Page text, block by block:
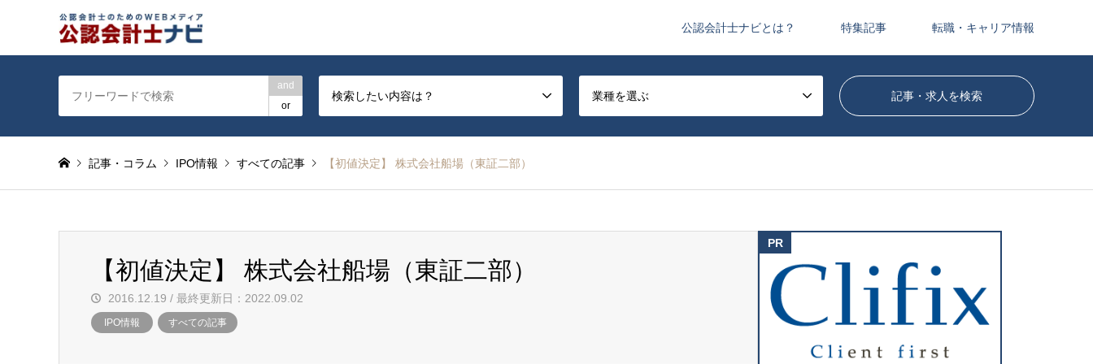
公認会計士ナビとは？ 特集記事 転職・キャリア情報
and
or
検索したい内容は？ 業種を選ぶ
記事・コラム IPO情報 すべての記事 【初値決定】 株式会社船場（東証二部）
【初値決定】 株式会社船場（東証二部）
2016.12.19 / 最終更新日：2022.09.02
IPO情報 すべての記事